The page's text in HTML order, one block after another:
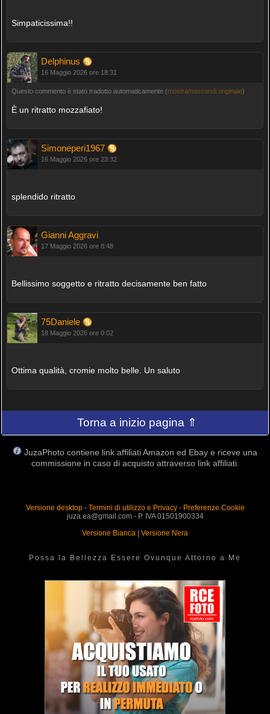
Simpaticissima!!
Delphinus
16 Maggio 2026 ore 18:31
Questo commento è stato tradotto automaticamente (mostra/nascondi originale)
È un ritratto mozzafiato!
Simoneperi1967
16 Maggio 2026 ore 23:32
splendido ritratto
Gianni Aggravi
17 Maggio 2026 ore 8:48
Bellissimo soggetto e ritratto decisamente ben fatto
75Daniele
18 Maggio 2026 ore 0:02
Ottima qualità, cromie molto belle. Un saluto
Torna a inizio pagina ⇑
JuzaPhoto contiene link affiliati Amazon ed Ebay e riceve una
commissione in caso di acquisto attraverso link affiliati.
Versione desktop- Termini di utilizzo e Privacy- Preferenze Cookie
juza.ea@gmail.com - P. IVA 01501900334
Versione Bianca
Versione Nera
Possa la Bellezza Essere Ovunque Attorno a Me